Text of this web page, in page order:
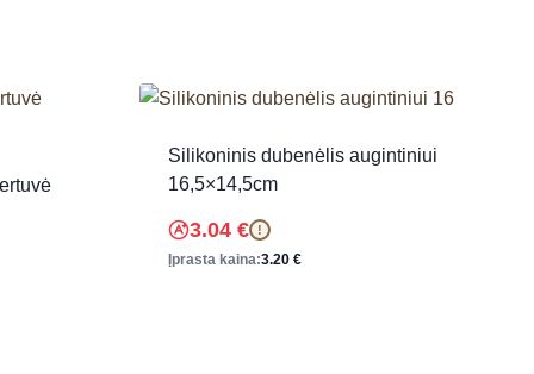
Silikoninis dubenėlis augintiniui
16,5×14,5cm
3.04 € !
Įprasta kaina:3.20 €